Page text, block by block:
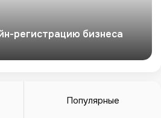
регистрацию бизнеса
Популярные